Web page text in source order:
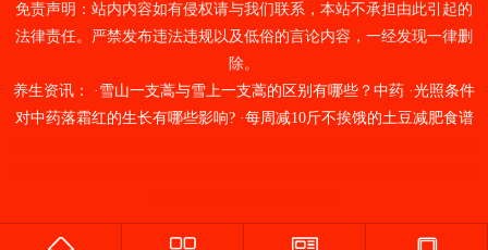
免责声明：站内内容如有侵权请与我们联系，本站不承担由此引起的
法律责任。严禁发布违法违规以及低俗的言论内容，一经发现一律删
除。
养生资讯： · 雪山一支蒿与雪上一支蒿的区别有哪些？中药 ·光照条件
对中药落霜红的生长有哪些影响?·每周减10斤不挨饿的土豆减肥食谱